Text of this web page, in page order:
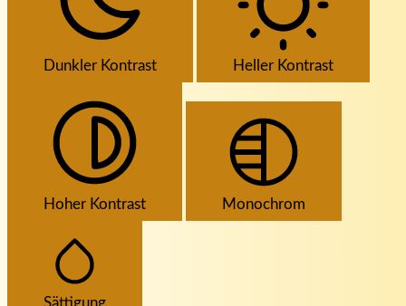
Dunkler Kontrast Heller Kontrast
Hoher Kontrast Monochrom